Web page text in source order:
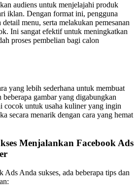
audiens untuk menjelajahi produk
iklan. Dengan format ini, pengguna
menu, serta melakukan pemesanan
Ini sangat efektif untuk meningkatkan
proses pembelian bagi calon
yang lebih sederhana untuk membuat
gambar yang digabungkan
cocok untuk usaha kuliner yang ingin
secara menarik dengan cara yang hemat
Menjalankan Facebook Ads
Ads Anda sukses, ada beberapa tips dan